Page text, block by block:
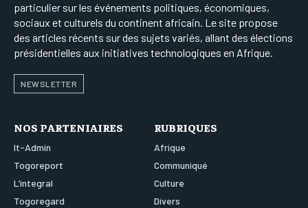
particulier sur les événements politiques, économiques,
sociaux et culturels du continent africain. Le site propose
des articles récents sur des sujets variés, allant des élections
présidentielles aux initiatives technologiques en Afrique.
NEWSLETTER
NOS PARTENIAIRES
It-Admin
Togoreport
L’integral
Togoregard
RUBRIQUES
Afrique
Communiqué
Culture
Divers